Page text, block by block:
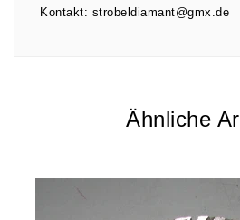
Kontakt: strobeldiamant@gmx.de
Ähnliche